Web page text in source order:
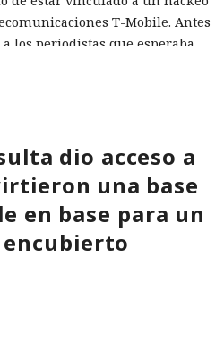
T-Mobile. Antes
los periodistas que esperaba
por accesos desde
dio acceso a
una base
en base para un